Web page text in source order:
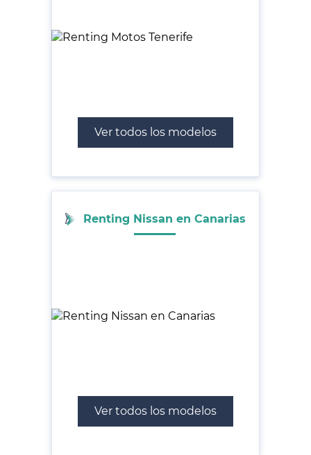
Ver todos los modelos
Renting Nissan en Canarias
Ver todos los modelos